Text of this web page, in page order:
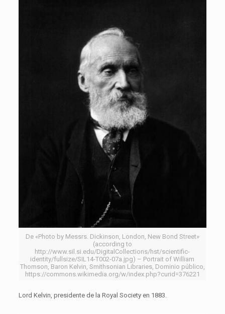
De «Photo by Messrs. Dickinson, London, New Bond Street»
(according to
http://www.sil.si.edu/DigitalCollections/hst/scientific-
identity/fullsize/SIL14-T002-07a.jpg) – Portrait of William
Thomson, Baron Kelvin, Smithsonian Libraries, Dominio público,
https://commons.wikimedia.org/w/index.php?curid=376221
Lord Kelvin, presidente de la Royal Society en 1883.